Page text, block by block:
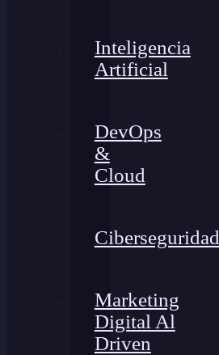
Inteligencia
Artificial
DevOps
&
Cloud
Ciberseguridad
Marketing
Digital Al
Driven